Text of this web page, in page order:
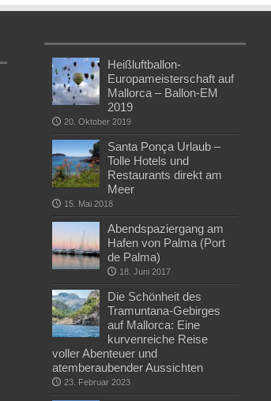
Heißluftballon-
Europameisterschaft auf
Mallorca – Ballon-EM
2019
20. Oktober 2019
Santa Ponça Urlaub –
Tolle Hotels und
Restaurants direkt am
Meer
15. Mai 2018
Abendspaziergang am
Hafen von Palma (Port
de Palma)
18. Juni 2017
Die Schönheit des
Tramuntana-Gebirges
auf Mallorca: Eine
kurvenreiche Reise
voller Abenteuer und
atemberaubender Aussichten
23. Februar 2023